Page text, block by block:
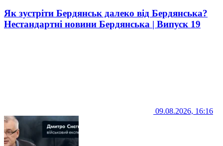
Як зустріти Бердянськ далеко від Бердянська?
Нестандартні новини Бердянська | Випуск 19
09.08.2026, 16:16